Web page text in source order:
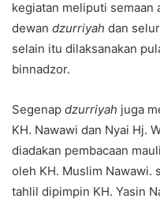
kegiatan meliputi semaan
dewan dzurriyah dan
selain itu dilaksanakan
binnadzor.
Segenap dzurriyah juga
KH. Nawawi dan Nyai Hj.
diadakan pembacaan
oleh KH. Muslim Nawawi.
tahlil dipimpin KH. Yasin